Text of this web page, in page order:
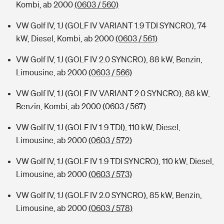
Kombi, ab 2000(0603 / 560)
VW Golf IV, 1J (GOLF IV VARIANT 1.9 TDI SYNCRO), 74
kW, Diesel, Kombi, ab 2000(0603 / 561)
VW Golf IV, 1J (GOLF IV 2.0 SYNCRO), 88 kW, Benzin,
Limousine, ab 2000(0603 / 566)
VW Golf IV, 1J (GOLF IV VARIANT 2.0 SYNCRO), 88 kW,
Benzin, Kombi, ab 2000(0603 / 567)
VW Golf IV, 1J (GOLF IV 1.9 TDI), 110 kW, Diesel,
Limousine, ab 2000(0603 / 572)
VW Golf IV, 1J (GOLF IV 1.9 TDI SYNCRO), 110 kW, Diesel,
Limousine, ab 2000(0603 / 573)
VW Golf IV, 1J (GOLF IV 2.0 SYNCRO), 85 kW, Benzin,
Limousine, ab 2000(0603 / 578)